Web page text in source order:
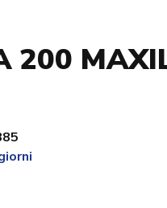
200